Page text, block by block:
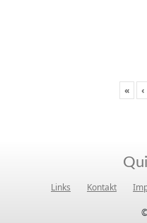
« ‹
Links Kontakt